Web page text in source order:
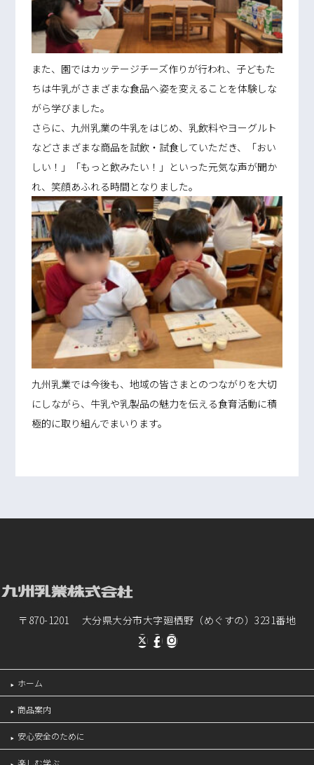
また、園ではカッテージチーズ作りが行われ、子どもた
ちは牛乳がさまざまな食品へ姿を変えることを体験しな
がら学びました。
さらに、九州乳業の牛乳をはじめ、乳飲料やヨーグルト
などさまざまな商品を試飲・試食していただき、「おい
しい！」「もっと飲みたい！」といった元気な声が聞か
れ、笑顔あふれる時間となりました。
九州乳業では今後も、地域の皆さまとのつながりを大切
にしながら、牛乳や乳製品の魅力を伝える食育活動に積
極的に取り組んでまいります。
〒870-1201 大分県大分市大字廻栖野（めぐすの）3231番地
ホーム
商品案内
安心安全のために